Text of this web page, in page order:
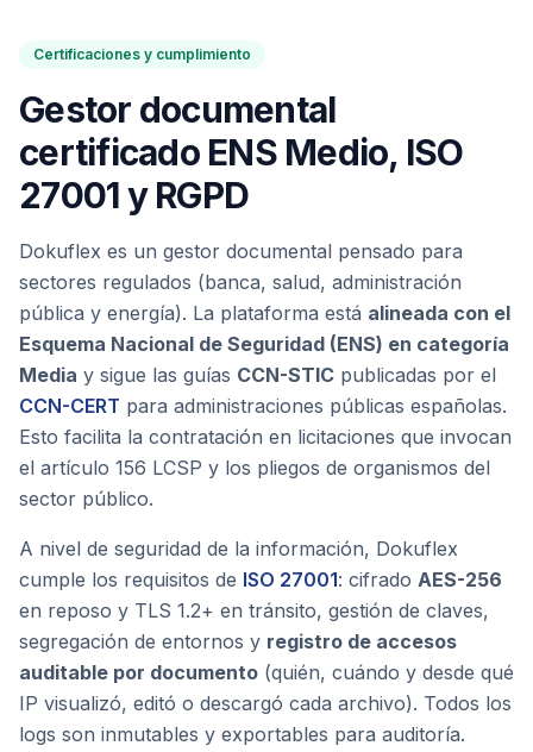
Certificaciones y cumplimiento
Gestor documental
certificado ENS Medio, ISO
27001 y RGPD
Dokuflex es un gestor documental pensado para
sectores regulados (banca, salud, administración
pública y energía). La plataforma está alineada con el
Esquema Nacional de Seguridad (ENS) en categoría
Media y sigue las guías CCN-STIC publicadas por el
CCN-CERT para administraciones públicas españolas.
Esto facilita la contratación en licitaciones que invocan
el artículo 156 LCSP y los pliegos de organismos del
sector público.
A nivel de seguridad de la información, Dokuflex
cumple los requisitos de ISO 27001: cifrado AES-256
en reposo y TLS 1.2+ en tránsito, gestión de claves,
segregación de entornos y registro de accesos
auditable por documento (quién, cuándo y desde qué
IP visualizó, editó o descargó cada archivo). Todos los
logs son inmutables y exportables para auditoría.